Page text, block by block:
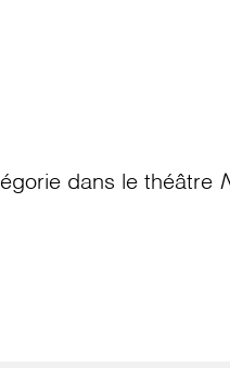
dans le théâtre